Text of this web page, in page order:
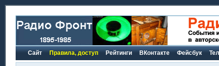
Сайт Правила, доступ Рейтинги ВКонтакте Фейсбук